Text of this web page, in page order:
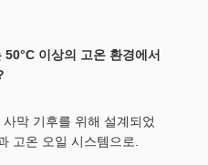
이상의 고온 환경에서
막 기후를 위해 설계되었
고온 오일 시스템으로.